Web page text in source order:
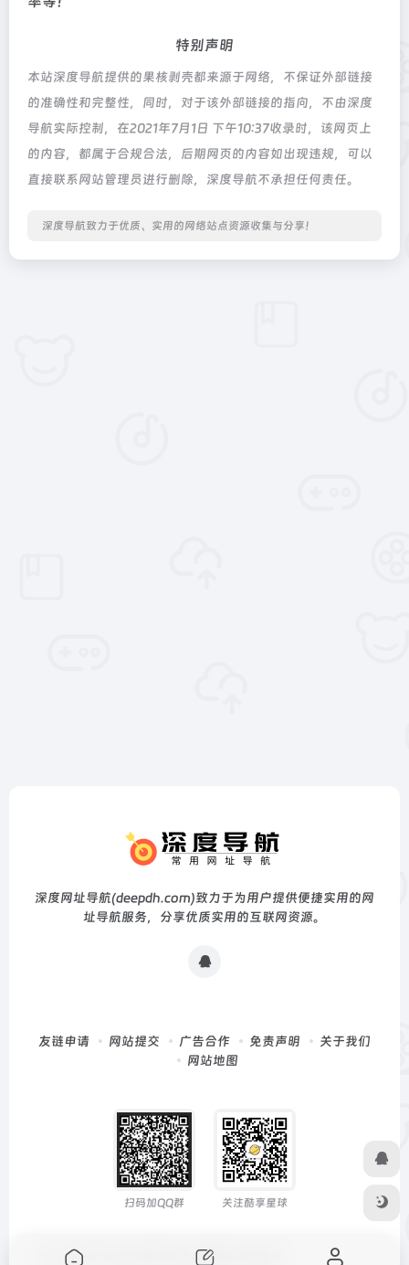
特别声明
本站深度导航提供的果核剥壳都来源于网络，不保证外部链接
的准确性和完整性，同时，对于该外部链接的指向，不由深度
导航实际控制，在2021年7月1日 下午10:37收录时，该网页上
的内容，都属于合规合法，后期网页的内容如出现违规，可以
直接联系网站管理员进行删除，深度导航不承担任何责任。
深度导航致力于优质、实用的网络站点资源收集与分享！
深度网址导航(deepdh.com)致力于为用户提供便捷实用的网
址导航服务，分享优质实用的互联网资源。
友链申请 网站提交 广告合作 免责声明
关于我们
网站地图
扫码加QQ群 关注酷享星球
Copyright © 2026 OneNav